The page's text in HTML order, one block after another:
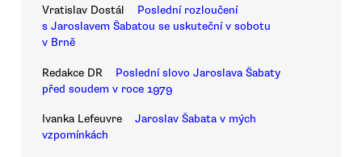
Vratislav Dostál
Poslední rozloučení
s Jaroslavem Šabatou se uskuteční v sobotu
v Brně
Redakce DR
Poslední slovo Jaroslava Šabaty
před soudem v roce 1979
Ivanka Lefeuvre
Jaroslav Šabata v mých
vzpomínkách